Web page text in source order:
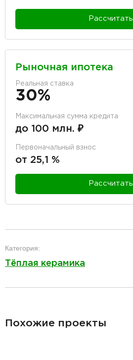
Рассчитать
Рыночная ипотека
Реальная ставка
30%
Максимальная сумма кредита
до 100 млн. ₽
Первоначальный взнос
от 25,1 %
Рассчитать
Категория:
Тёплая керамика
Похожие проекты